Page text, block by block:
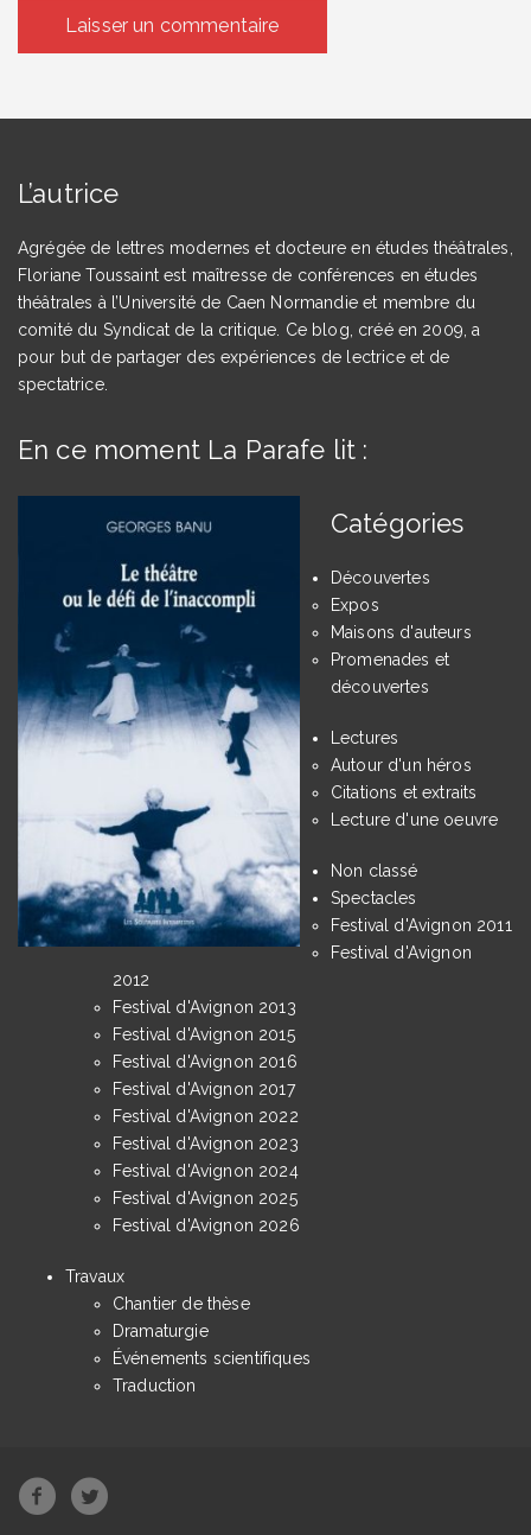
L’autrice
Agrégée de lettres modernes et docteure en études théâtrales,
Floriane Toussaint est maîtresse de conférences en études
théâtrales à l’Université de Caen Normandie et membre du
comité du Syndicat de la critique. Ce blog, créé en 2009, a
pour but de partager des expériences de lectrice et de
spectatrice.
En ce moment La Parafe lit :
Catégories
Découvertes
Expos
Maisons d'auteurs
Promenades et
découvertes
Lectures
Autour d'un héros
Citations et extraits
Lecture d'une oeuvre
Non classé
Spectacles
Festival d'Avignon 2011
Festival d'Avignon
2012
Festival d'Avignon 2013
Festival d'Avignon 2015
Festival d'Avignon 2016
Festival d'Avignon 2017
Festival d'Avignon 2022
Festival d'Avignon 2023
Festival d'Avignon 2024
Festival d'Avignon 2025
Festival d'Avignon 2026
Travaux
Chantier de thèse
Dramaturgie
Événements scientifiques
Traduction